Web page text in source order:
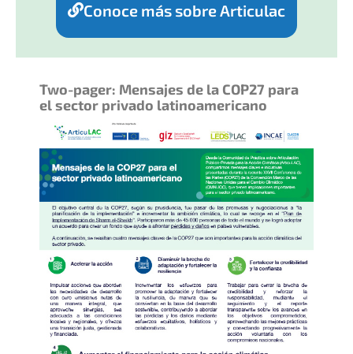
Conoce más sobre Articulac
Two-pager: Mensajes de la COP27 para
el sector privado latinoamericano